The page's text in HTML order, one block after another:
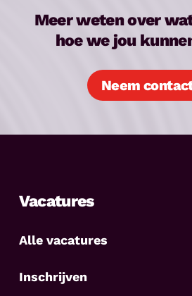
Meer weten over
hoe we jou
Neem
Vacatures
Alle vacatures
Inschrijven